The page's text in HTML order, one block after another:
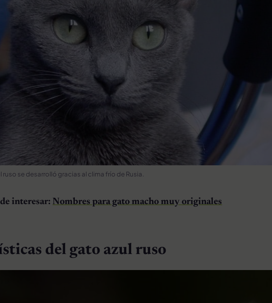
ruso se desarrolló gracias al clima frío de Rusia.
interesar: Nombres para gato macho muy originales
del gato azul ruso